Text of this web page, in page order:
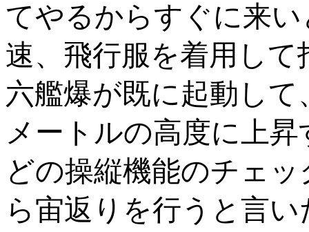
てやるからすぐに来
速、飛行服を着用し
六艦爆が既に起動し
メートルの高度に上
どの操縦機能のチェ
ら宙返りを行うと言